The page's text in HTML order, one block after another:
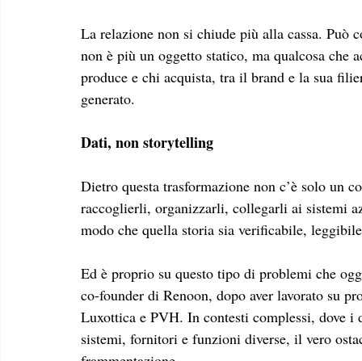
La relazione non si chiude più alla cassa.
non è più un oggetto statico, ma qualcosa che
produce e chi acquista, tra il brand e la sua
generato.
Dati, non storytelling
Dietro questa trasformazione non c’è solo un
raccoglierli, organizzarli, collegarli ai sistemi
modo che quella storia sia verificabile,
Ed è proprio su questo tipo di problemi che
co-founder di Renoon, dopo aver lavorato su
Luxottica e PVH. In contesti complessi, dove
sistemi, fornitori e funzioni diverse, il vero